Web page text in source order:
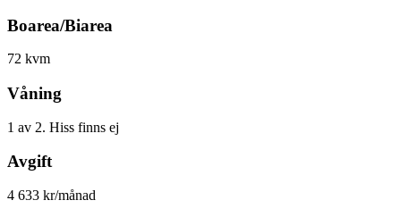
Boarea/Biarea
72 kvm
Våning
1 av 2. Hiss finns ej
Avgift
4 633 kr/månad